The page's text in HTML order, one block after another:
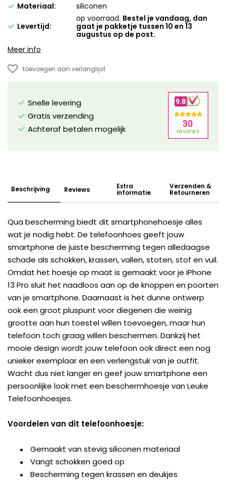
Materiaal:
siliconen
Levertijd:
op voorraad. Bestel je vandaag, dan
gaat je pakketje tussen 10 en 13
augustus op de post.
Meer info
toevoegen aan verlanglijst
Snelle levering
Gratis verzending
Achteraf betalen mogelijk
Beschrijving Reviews Extra
informatie
Verzenden &
Retourneren
Qua bescherming biedt dit smartphonehoesje alles
wat je nodig hebt. De telefoonhoes geeft jouw
smartphone de juiste bescherming tegen alledaagse
schade als schokken, krassen, vallen, stoten, stof en vuil.
Omdat het hoesje op maat is gemaakt voor je iPhone
13 Pro sluit het naadloos aan op de knoppen en poorten
van je smartphone. Daarnaast is het dunne ontwerp
ook een groot pluspunt voor diegenen die weinig
grootte aan hun toestel willen toevoegen, maar hun
telefoon toch graag willen beschermen. Dankzij het
mooie design wordt jouw telefoon ook direct een nog
unieker exemplaar en een verlengstuk van je outfit.
Wacht dus niet langer en geef jouw smartphone een
persoonlijke look met een beschermhoesje van Leuke
Telefoonhoesjes.
Voordelen van dit telefoonhoesje:
Gemaakt van stevig siliconen materiaal
Vangt schokken goed op
Bescherming tegen krassen en deukjes